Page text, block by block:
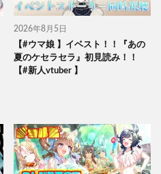
2026年8月5日
【#ウマ娘 】イベスト！！『あの
夏のケセラセラ』初見読み！！
【#新人vtuber 】